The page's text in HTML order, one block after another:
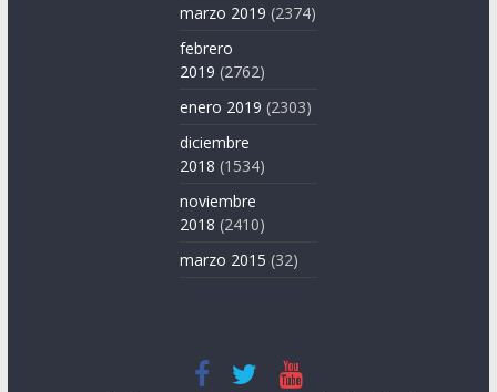
marzo 2019 (2374)
febrero
2019 (2762)
enero 2019 (2303)
diciembre
2018 (1534)
noviembre
2018 (2410)
marzo 2015 (32)